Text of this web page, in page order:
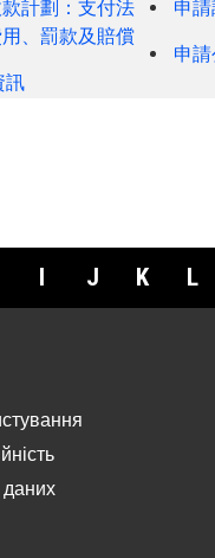
計劃：支付法
、罰款及賠償
訊
申
申
I J K L
даних